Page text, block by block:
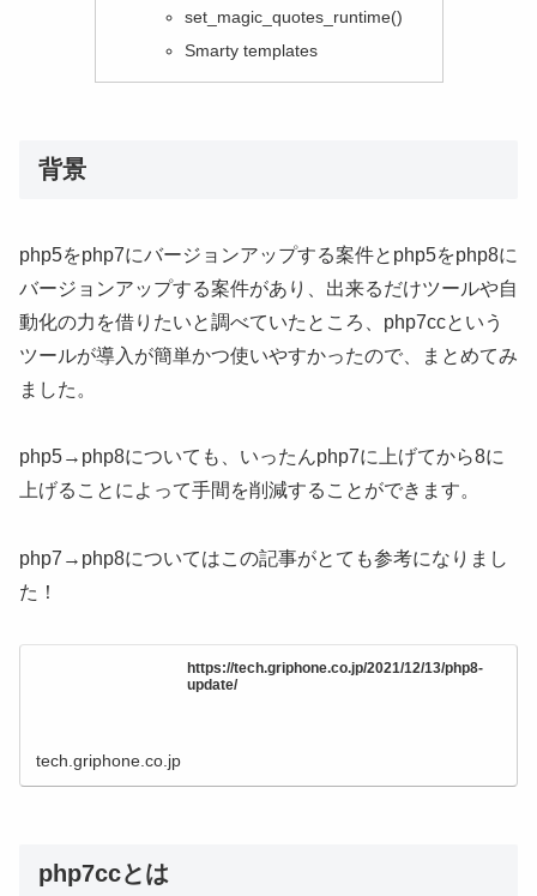
set_magic_quotes_runtime()
Smarty templates
背景
php5をphp7にバージョンアップする案件とphp5をphp8に
バージョンアップする案件があり、出来るだけツールや自
動化の力を借りたいと調べていたところ、php7ccという
ツールが導入が簡単かつ使いやすかったので、まとめてみ
ました。
php5→php8についても、いったんphp7に上げてから8に
上げることによって手間を削減することができます。
php7→php8についてはこの記事がとても参考になりまし
た！
https://tech.griphone.co.jp/2021/12/13/php8-
update/
tech.griphone.co.jp
php7ccとは